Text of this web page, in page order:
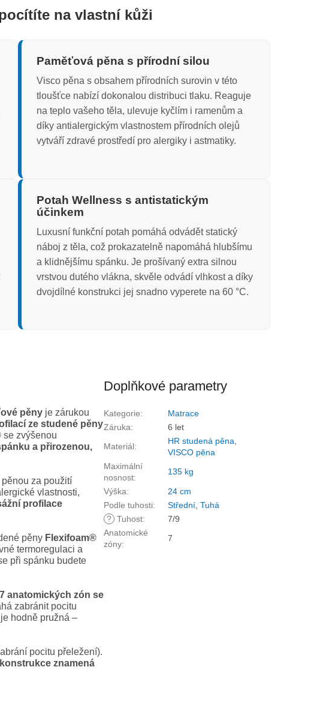
na vlastní kůži
Paměťová pěna s přírodní silou
Visco pěna s obsahem přírodních surovin v této
tloušťce nabízí dokonalou distribuci tlaku. Reaguje
na teplo vašeho těla, ulevuje kyčlím i ramenům a
díky antialergickým vlastnostem přírodních olejů
vytváří zdravé prostředí pro alergiky i astmatiky.
Potah Wellness s antistatickým
účinkem
Luxusní funkční potah pomáhá odvádět statický
náboj z těla, což prokazatelně napomáhá hlubšímu
a klidnějšímu spánku. Je prošívaný extra silnou
vrstvou dutého vlákna, skvěle odvádí vlhkost a díky
dvojdílné konstrukci jej snadno vyperete na 60 °C.
pěny je zárukou
ze studené pěny
se zvýšenou
a přirozenou,
za použití
vlastnosti,
profilace
pěny Flexifoam®
termoregulaci a
při spánku budete
7 anatomických zón se
zabránit pocitu
hodně pružná –
pocitu přeležení).
znamená
Doplňkové parametry
Kategorie:
Matrace
Záruka:
6 let
Materiál:
HR studená pěna
VISCO pěna
Maximální
nosnost:
135 kg
Výška:
24 cm
Podle tuhosti: Střední ,Tuhá
? Tuhost:
7/9
Anatomické
zóny:
7